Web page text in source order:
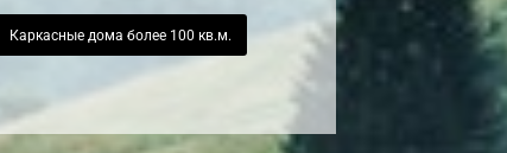
Каркасные дома более 100 кв.м.